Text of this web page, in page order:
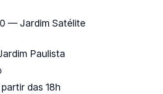
— Jardim Satélite
Paulista
das 18h